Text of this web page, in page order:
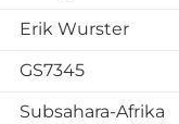
Erik Wurster
GS7345
Subsahara-Afrika